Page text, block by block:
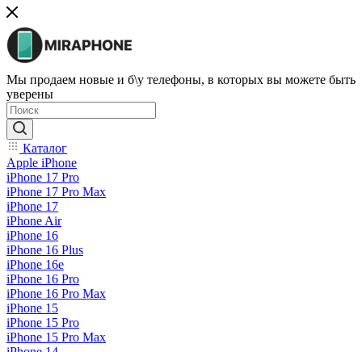
Мы продаем новые и б\у телефоны, в которых вы можете быть
уверены
Каталог
Apple iPhone
iPhone 17 Pro
iPhone 17 Pro Max
iPhone 17
iPhone Air
iPhone 16
iPhone 16 Plus
iPhone 16e
iPhone 16 Pro
iPhone 16 Pro Max
iPhone 15
iPhone 15 Pro
iPhone 15 Pro Max